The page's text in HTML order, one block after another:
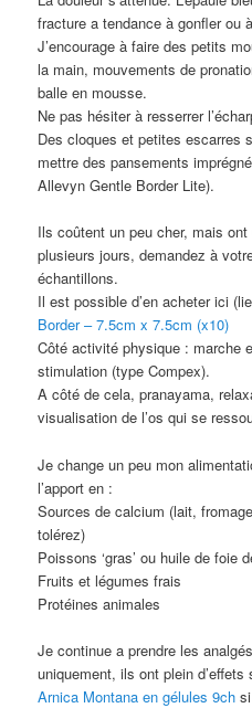
fracture a tendance à gonfler ou
J’encourage à faire des petits
la main, mouvements de
balle en mousse.
Ne pas hésiter à resserrer
Des cloques et petites escarres
mettre des pansements
Allevyn Gentle Border Lite).
Ils coûtent un peu cher, mais
plusieurs jours, demandez à
échantillons.
Il est possible d’en acheter ici
Border – 7.5cm x 7.5cm (x10)
Côté activité physique : marche
stimulation (type Compex).
A côté de cela, pranayama,
visualisation de l’os qui se
Je change un peu mon
l’apport en :
Sources de calcium (lait,
tolérez)
Poissons ‘gras’ ou huile de foie
Fruits et légumes frais
Protéines animales
Je continue a prendre les
uniquement, ils ont plein d’effets
Arnica Montana en gélules 9ch